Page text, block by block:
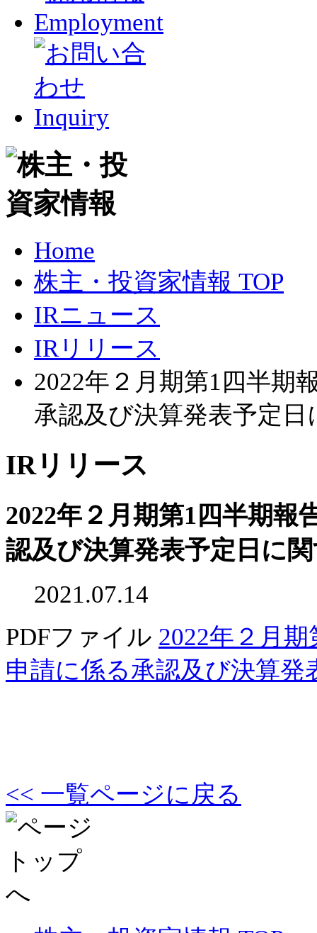
Home
株主・投資家情報 TOP
IRニュース
IRリリース
2022年２月期第1四半期
承認及び決算発表予定
IRリリース
2022年２月期第1四半期報
認及び決算発表予定日に
2021.07.14
PDFファイル 2022年２月
申請に係る承認及び決算
<< 一覧ページに戻る